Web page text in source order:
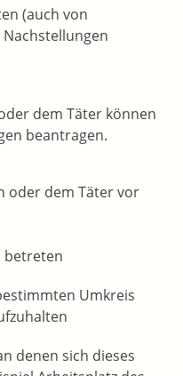
(auch von
dem Täter können
beantragen.
oder dem Täter vor
betreten
Umkreis
denen sich dieses